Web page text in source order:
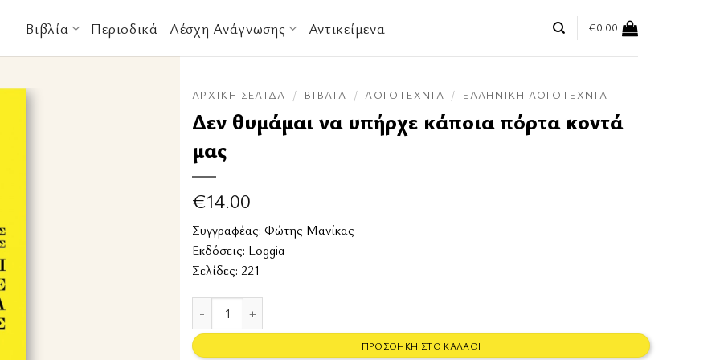
Βιβλία Περιοδικά Λέσχη Ανάγνωσης Αντικείμενα €0.00
ΑΡΧΙΚΉ ΣΕΛΊΔΑ / ΒΙΒΛΊΑ / ΛΟΓΟΤΕΧΝΊΑ / ΕΛΛΗΝΙΚΉ ΛΟΓΟΤΕΧΝΊΑ
Δεν θυμάμαι να υπήρχε κάποια πόρτα κοντά
μας
€14.00
Συγγραφέας: Φώτης Μανίκας
Εκδόσεις: Loggia
Σελίδες: 221
ΠΡΟΣΘΉΚΗ ΣΤΟ ΚΑΛΆΘΙ